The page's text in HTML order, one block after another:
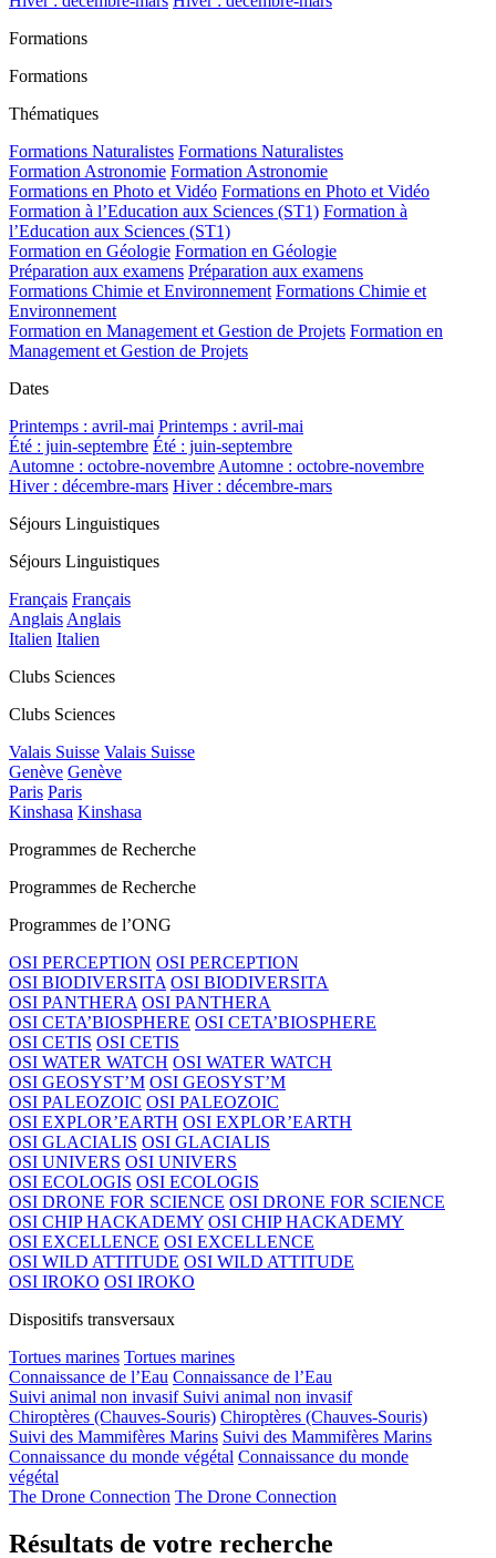
Formations
Formations
Thématiques
Formations Naturalistes Formations Naturalistes
Formation Astronomie Formation Astronomie
Formations en Photo et Vidéo Formations en Photo et Vidéo
Formation à l’Education aux Sciences (ST1) Formation à
l’Education aux Sciences (ST1)
Formation en Géologie Formation en Géologie
Préparation aux examens Préparation aux examens
Formations Chimie et Environnement Formations Chimie et
Environnement
Formation en Management et Gestion de Projets Formation en
Management et Gestion de Projets
Dates
Printemps : avril-mai Printemps : avril-mai
Été : juin-septembre Été : juin-septembre
Automne : octobre-novembreAutomne : octobre-novembre
Hiver : décembre-mars Hiver : décembre-mars
Séjours Linguistiques
Séjours Linguistiques
Français Français
AnglaisAnglais
Italien Italien
Clubs Sciences
Clubs Sciences
Valais Suisse Valais Suisse
Genève Genève
Paris Paris
Kinshasa Kinshasa
Programmes de Recherche
Programmes de Recherche
Programmes de l’ONG
OSI PERCEPTION OSI PERCEPTION
OSI BIODIVERSITA OSI BIODIVERSITA
OSI PANTHERA OSI PANTHERA
OSI CETA’BIOSPHERE OSI CETA’BIOSPHERE
OSI CETIS OSI CETIS
OSI WATER WATCH OSI WATER WATCH
OSI GEOSYST’M OSI GEOSYST’M
OSI PALEOZOIC OSI PALEOZOIC
OSI EXPLOR’EARTH OSI EXPLOR’EARTH
OSI GLACIALIS OSI GLACIALIS
OSI UNIVERS OSI UNIVERS
OSI ECOLOGIS OSI ECOLOGIS
OSI DRONE FOR SCIENCE OSI DRONE FOR SCIENCE
OSI CHIP HACKADEMY OSI CHIP HACKADEMY
OSI EXCELLENCE OSI EXCELLENCE
OSI WILD ATTITUDE OSI WILD ATTITUDE
OSI IROKO OSI IROKO
Dispositifs transversaux
Tortues marines Tortues marines
Connaissance de l’Eau Connaissance de l’Eau
Suivi animal non invasif Suivi animal non invasif
Chiroptères (Chauves-Souris) Chiroptères (Chauves-Souris)
Suivi des Mammifères Marins Suivi des Mammifères Marins
Connaissance du monde végétal Connaissance du monde
végétal
The Drone Connection The Drone Connection
Résultats de votre recherche